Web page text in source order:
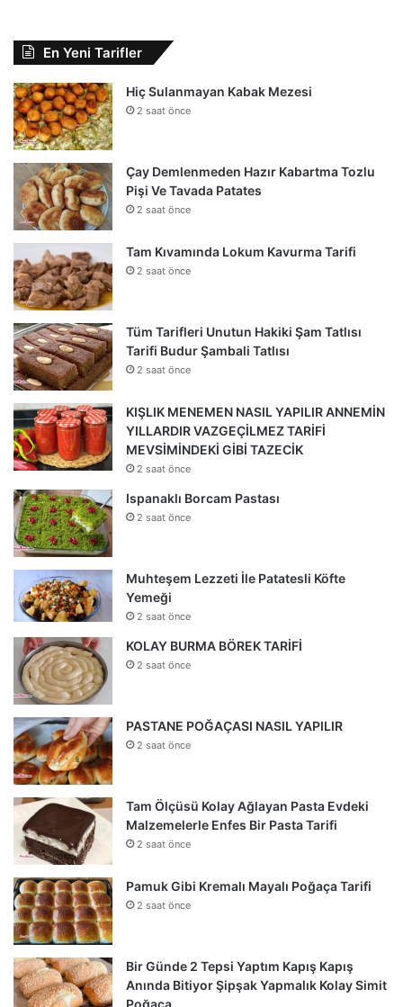
En Yeni Tarifler
Hiç Sulanmayan Kabak Mezesi
2 saat önce
Çay Demlenmeden Hazır Kabartma Tozlu
Pişi Ve Tavada Patates
2 saat önce
Tam Kıvamında Lokum Kavurma Tarifi
2 saat önce
Tüm Tarifleri Unutun Hakiki Şam Tatlısı
Tarifi Budur Şambali Tatlısı
2 saat önce
KIŞLIK MENEMEN NASIL YAPILIR ANNEMİN
YILLARDIR VAZGEÇİLMEZ TARİFİ
MEVSİMİNDEKİ GİBİ TAZECİK
2 saat önce
Ispanaklı Borcam Pastası
2 saat önce
Muhteşem Lezzeti İle Patatesli Köfte
Yemeği
2 saat önce
KOLAY BURMA BÖREK TARİFİ
2 saat önce
PASTANE POĞAÇASI NASIL YAPILIR
2 saat önce
Tam Ölçüsü Kolay Ağlayan Pasta Evdeki
Malzemelerle Enfes Bir Pasta Tarifi
2 saat önce
Pamuk Gibi Kremalı Mayalı Poğaça Tarifi
2 saat önce
Bir Günde 2 Tepsi Yaptım Kapış Kapış
Anında Bitiyor Şipşak Yapmalık Kolay Simit
Poğaça